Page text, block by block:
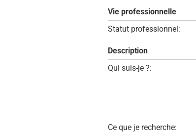
Vie professionnelle
Statut professionnel:
Description
Qui suis-je ?:
Ce que je recherche: